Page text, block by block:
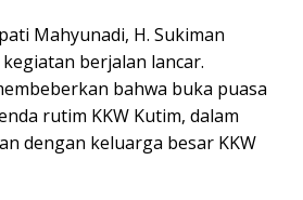
Mahyunadi, H. Sukiman
berjalan lancar.
bahwa buka puasa
rutim KKW Kutim, dalam
dengan keluarga besar KKW